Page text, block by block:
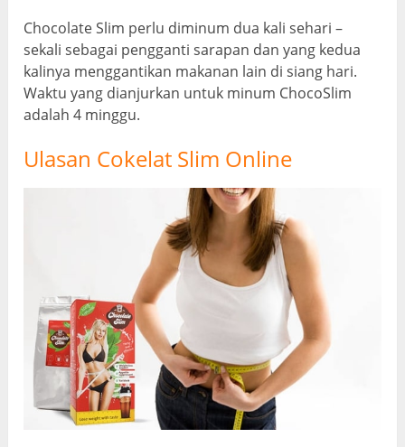
Chocolate Slim perlu diminum dua kali sehari –
sekali sebagai pengganti sarapan dan yang kedua
kalinya menggantikan makanan lain di siang hari.
Waktu yang dianjurkan untuk minum ChocoSlim
adalah 4 minggu.
Ulasan Cokelat Slim Online